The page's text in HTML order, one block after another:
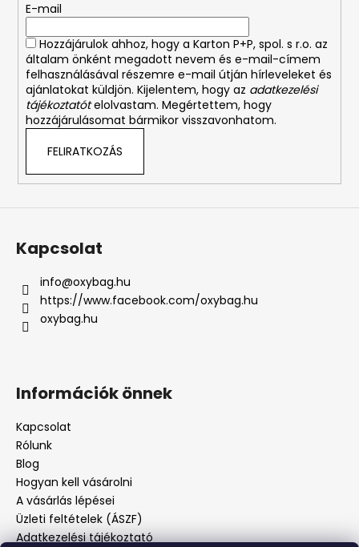
E-mail
Hozzájárulok ahhoz, hogy a Karton P+P, spol. s r.o. az
általam önként megadott nevem és e-mail-címem
felhasználásával részemre e-mail útján hírleveleket és
ajánlatokat küldjön. Kijelentem, hogy az adatkezelési
tájékoztatótelolvastam. Megértettem, hogy
hozzájárulásomat bármikor visszavonhatom.
FELIRATKOZÁS
Kapcsolat
info@oxybag.hu
https://www.facebook.com/oxybag.hu
oxybag.hu
Információk önnek
Kapcsolat
Rólunk
Blog
Hogyan kell vásárolni
A vásárlás lépései
Üzleti feltételek (ÁSZF)
Adatkezelési tájékoztató